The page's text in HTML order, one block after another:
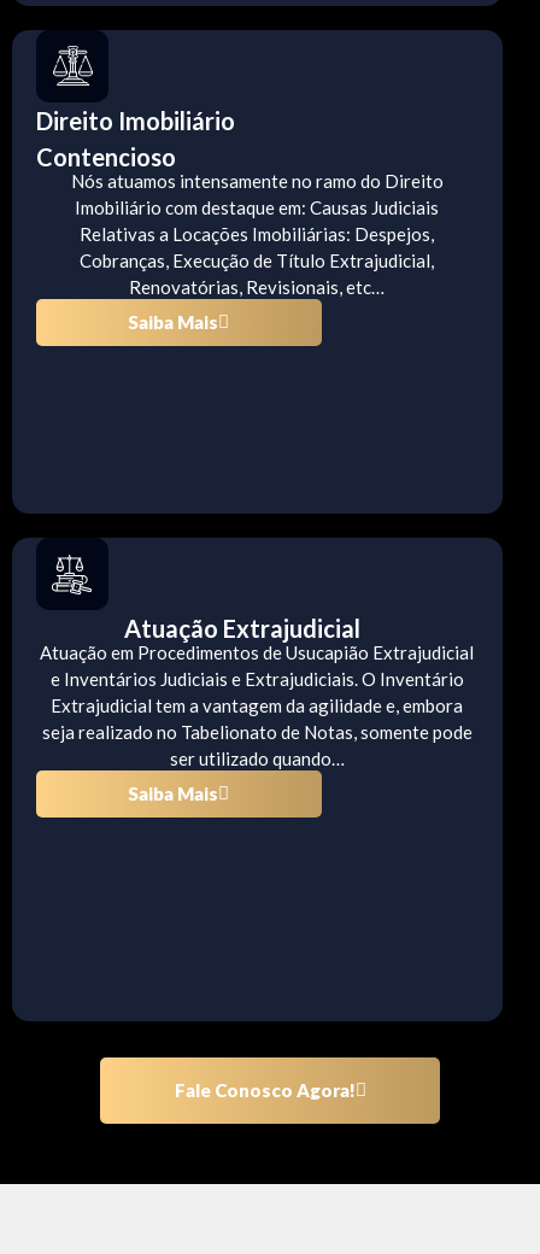
Direito Imobiliário
Contencioso
Nós atuamos intensamente no ramo do Direito
Imobiliário com destaque em: Causas Judiciais
Relativas a Locações Imobiliárias: Despejos,
Cobranças, Execução de Título Extrajudicial,
Renovatórias, Revisionais, etc…
Saiba Mais
Atuação Extrajudicial
Atuação em Procedimentos de Usucapião Extrajudicial
e Inventários Judiciais e Extrajudiciais. O Inventário
Extrajudicial tem a vantagem da agilidade e, embora
seja realizado no Tabelionato de Notas, somente pode
ser utilizado quando…
Saiba Mais
Fale Conosco Agora!